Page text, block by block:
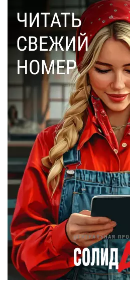
Монте-Кристо(40)
Ольга Соловьева
(28)
Эдмон Дантес(28)
Наталья Кочемина
(23)
Вадим Барабанов
(18)
Дмитрий Чуйков
(18)
Камиль Айсин (18)
Александр
Запесоцкий(16)
Александр
Боданин(15)
Алена Беллис(15)
Александр
Илларионов(14)